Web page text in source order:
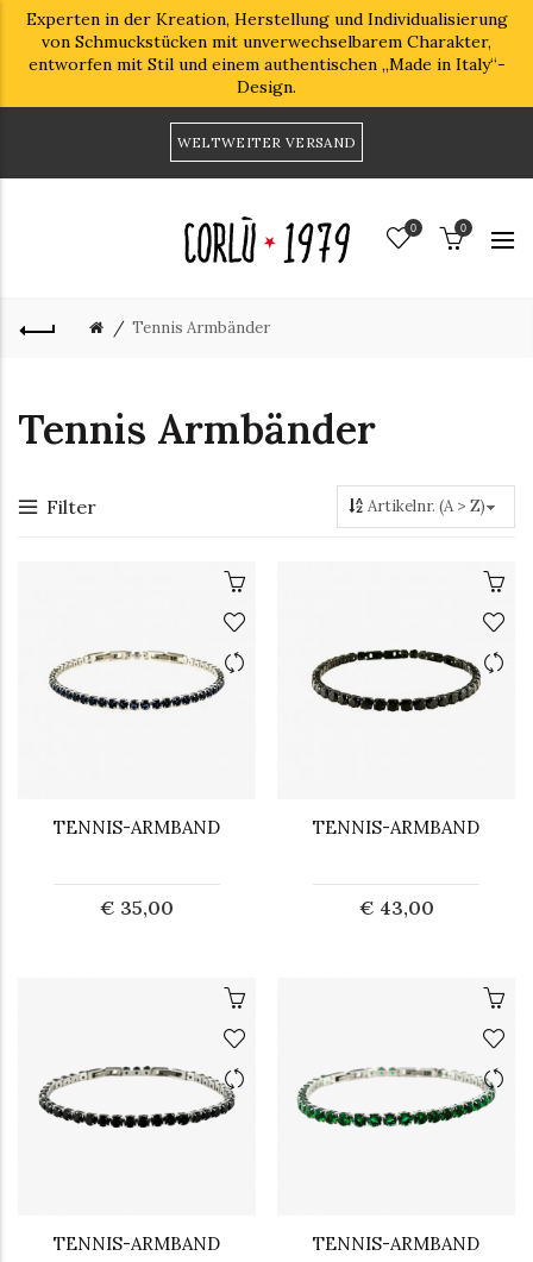
Experten in der Kreation, Herstellung und Individualisierung
von Schmuckstücken mit unverwechselbarem Charakter,
entworfen mit Stil und einem authentischen „Made in Italy“-
Design.
WELTWEITER VERSAND
0 0
Tennis Armbänder
Tennis Armbänder
Filter
TENNIS-ARMBAND
€ 35,00
TENNIS-ARMBAND
€ 43,00
TENNIS-ARMBAND TENNIS-ARMBAND